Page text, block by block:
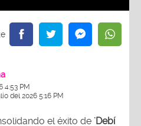
4:53 PM
del 2026 5:16 PM
el éxito de 'Debí